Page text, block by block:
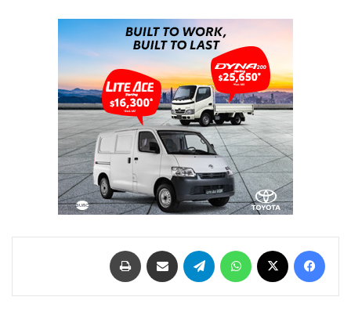
فيسبوك واتساب تيلقرام مشاركة عبر البريد